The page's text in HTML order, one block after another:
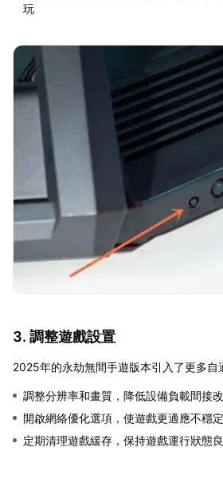
玩
3. 調整遊戲設置
2025年的永劫無間手遊版本引入了更多自
調整分辨率和畫質，降低設備負載間接
開啟網絡優化選項，使遊戲更適應不穩
定期清理遊戲緩存，保持遊戲運行狀態